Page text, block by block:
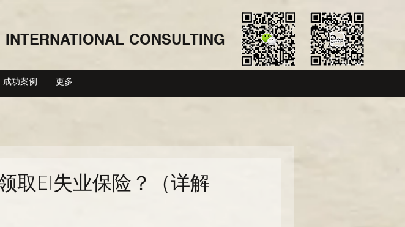
成功案例 更多
CONSULTING
取EI失业保险？（详解